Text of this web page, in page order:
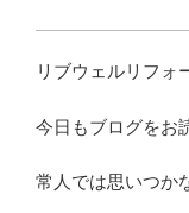
リブウェルリフォ
今日もブログをお
常人では思いつか